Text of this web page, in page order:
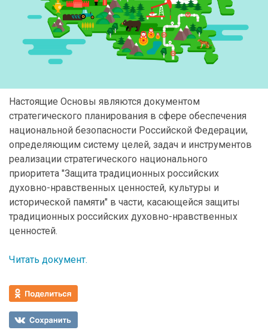
Настоящие Основы являются документом
стратегического планирования в сфере обеспечения
национальной безопасности Российской Федерации,
определяющим систему целей, задач и инструментов
реализации стратегического национального
приоритета "Защита традиционных российских
духовно-нравственных ценностей, культуры и
исторической памяти" в части, касающейся защиты
традиционных российских духовно-нравственных
ценностей.
Читать документ.